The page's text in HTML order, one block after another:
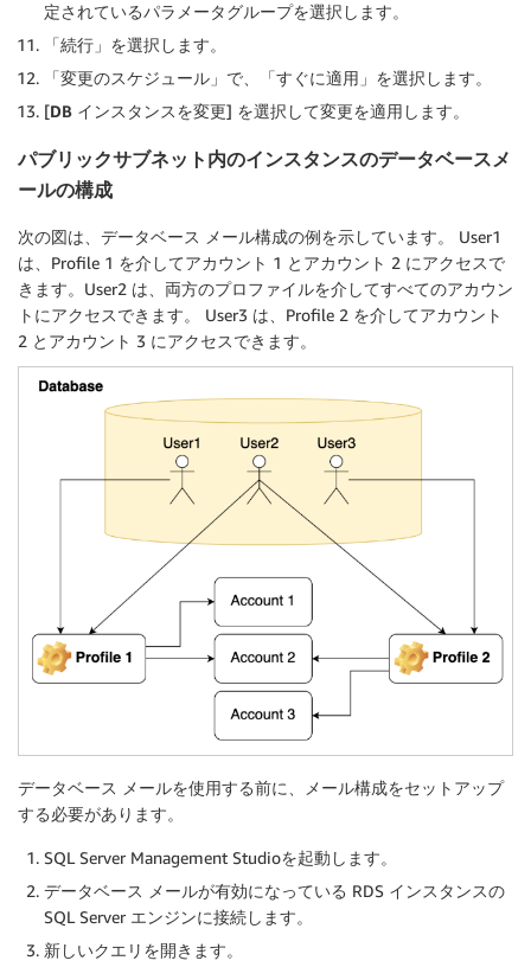
定されているパラメータグループを選択します。
「続行 」を選択します。
「変更のスケジュール 」で、「すぐに適用 」を選択します。
[DB インスタンスを変更] を選択して変更を適用します。
パブリックサブネット内のインスタンスのデータベースメ
ールの構成
次の図は、データベース メール構成の例を示しています。 User1
は、Profile 1 を介してアカウント 1 とアカウント 2 にアクセスで
きます。User2 は、両方のプロファイルを介してすべてのアカウン
トにアクセスできます。 User3 は、Profile 2 を介してアカウント
2 とアカウント 3 にアクセスできます。
データベース メールを使用する前に、メール構成をセットアップ
する必要があります。
SQL Server Management Studioを起動します。
データベース メールが有効になっている RDS インスタンスの
SQL Server エンジンに接続します。
新しいクエリを開きます。